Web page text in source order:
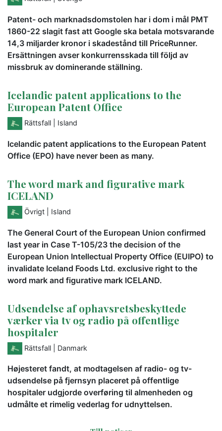
Patent- och marknadsdomstolen har i dom i mål PMT
1860-22 slagit fast att Google ska betala motsvarande
14,3 miljarder kronor i skadestånd till PriceRunner.
Ersättningen avser konkurrensskada till följd av
missbruk av dominerande ställning.
Icelandic patent applications to the
European Patent Office
Rättsfall | Island
Icelandic patent applications to the European Patent
Office (EPO) have never been as many.
The word mark and figurative mark
ICELAND
Övrigt | Island
The General Court of the European Union confirmed
last year in Case T-105/23 the decision of the
European Union Intellectual Property Office (EUIPO) to
invalidate Iceland Foods Ltd. exclusive right to the
word mark and figurative mark ICELAND.
Udsendelse af ophavsretsbeskyttede
værker via tv og radio på offentlige
hospitaler
Rättsfall | Danmark
Højesteret fandt, at modtagelsen af radio- og tv-
udsendelse på fjernsyn placeret på offentlige
hospitaler udgjorde overføring til almenheden og
udmålte et rimelig vederlag for udnyttelsen.